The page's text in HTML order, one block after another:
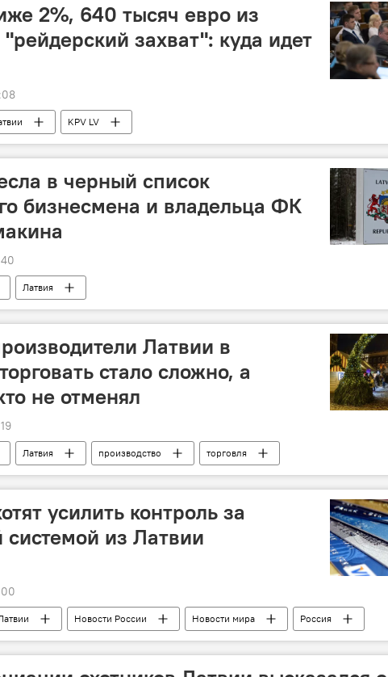
2%, 640 тысяч евро из
захват": куда идет
KPV LV
в черный список
бизнесмена и владельца ФК
Латвия
Латвии в
стало сложно, а
не отменял
Латвия производство торговля
усилить контроль за
системой из Латвии
Новости России Новости мира
Россия
Госдума РФ контроль